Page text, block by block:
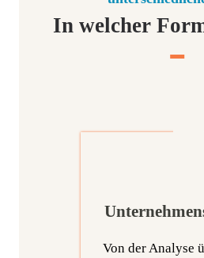
In welcher
Von der Ana­ly­se